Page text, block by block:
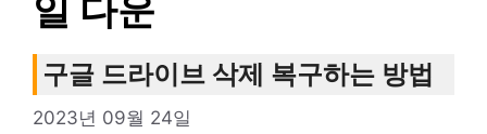
일 다운
구글 드라이브 삭제 복구하는 방법
2023년 09월 24일